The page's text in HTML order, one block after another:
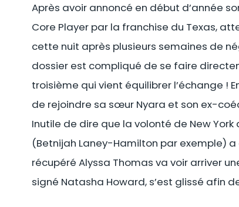
Après avoir annoncé en début d’année
Core Player par la franchise du Texas,
cette nuit après plusieurs semaines de
dossier est compliqué de se faire
troisième qui vient équilibrer l’échange !
de rejoindre sa sœur Nyara et son ex-
Inutile de dire que la volonté de New
(Betnijah Laney-Hamilton par exemple)
récupéré Alyssa Thomas va voir arriver
signé Natasha Howard, s’est glissé afin